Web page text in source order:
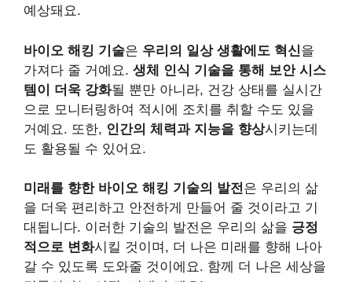
예상돼요.
바이오 해킹 기술은 우리의 일상 생활에도 혁신을
가져다 줄 거예요. 생체 인식 기술을 통해 보안 시스
템이 더욱 강화될 뿐만 아니라, 건강 상태를 실시간
으로 모니터링하여 적시에 조치를 취할 수도 있을
거예요. 또한, 인간의 체력과 지능을 향상시키는데
도 활용될 수 있어요.
미래를 향한 바이오 해킹 기술의 발전은 우리의 삶
을 더욱 편리하고 안전하게 만들어 줄 것이라고 기
대됩니다. 이러한 기술의 발전은 우리의 삶을 긍정
적으로 변화시킬 것이며, 더 나은 미래를 향해 나아
갈 수 있도록 도와줄 것이에요. 함께 더 나은 세상을